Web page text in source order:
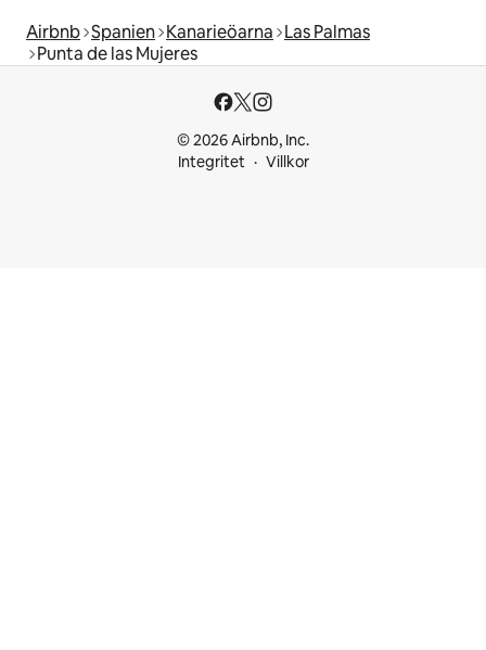
Airbnb Spanien Kanarieöarna Las Palmas
Punta de las Mujeres
© 2026 Airbnb, Inc.
Integritet
Villkor